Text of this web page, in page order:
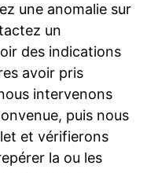
une anomalie sur
un
des indications
avoir pris
intervenons
puis nous
et vérifierons
la ou les